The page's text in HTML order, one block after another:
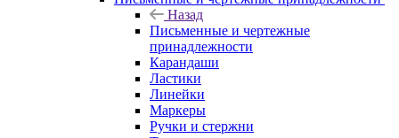
Назад
Письменные и чертежные
принадлежности
Карандаши
Ластики
Линейки
Маркеры
Ручки и стержни